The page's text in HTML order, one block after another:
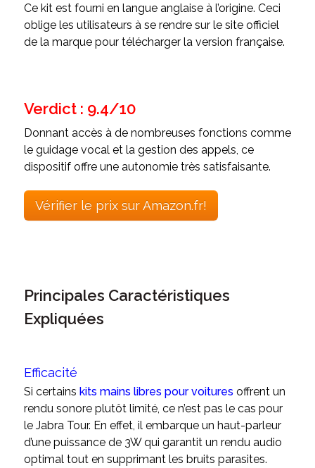
Ce kit est fourni en langue anglaise à l’origine. Ceci
oblige les utilisateurs à se rendre sur le site officiel
de la marque pour télécharger la version française.
Verdict : 9.4/10
Donnant accès à de nombreuses fonctions comme
le guidage vocal et la gestion des appels, ce
dispositif offre une autonomie très satisfaisante.
Vérifier le prix sur Amazon.fr!
Principales Caractéristiques
Expliquées
Efficacité
Si certains kits mains libres pour voitures offrent un
rendu sonore plutôt limité, ce n’est pas le cas pour
le Jabra Tour. En effet, il embarque un haut-parleur
d’une puissance de 3W qui garantit un rendu audio
optimal tout en supprimant les bruits parasites.